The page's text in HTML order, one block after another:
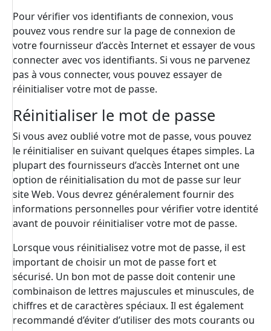
Pour vérifier vos identifiants de connexion, vous
pouvez vous rendre sur la page de connexion de
votre fournisseur d’accès Internet et essayer de vous
connecter avec vos identifiants. Si vous ne parvenez
pas à vous connecter, vous pouvez essayer de
réinitialiser votre mot de passe.
Réinitialiser le mot de passe
Si vous avez oublié votre mot de passe, vous pouvez
le réinitialiser en suivant quelques étapes simples. La
plupart des fournisseurs d’accès Internet ont une
option de réinitialisation du mot de passe sur leur
site Web. Vous devrez généralement fournir des
informations personnelles pour vérifier votre identité
avant de pouvoir réinitialiser votre mot de passe.
Lorsque vous réinitialisez votre mot de passe, il est
important de choisir un mot de passe fort et
sécurisé. Un bon mot de passe doit contenir une
combinaison de lettres majuscules et minuscules, de
chiffres et de caractères spéciaux. Il est également
recommandé d’éviter d’utiliser des mots courants ou